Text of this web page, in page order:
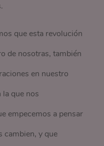
que esta revolución
de nosotras, también
en nuestro
la que nos
empecemos a pensar
cambien, y que